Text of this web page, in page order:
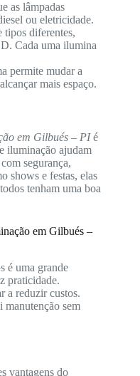
as lâmpadas
ou eletricidade.
tipos diferentes,
Cada uma ilumina
permite mudar a
mais espaço.
em Gilbués – PIé
iluminação ajudam
segurança,
shows e festas, elas
tenham uma boa
em Gilbués –
é uma grande
praticidade.
a reduzir custos.
sem
vantagens do